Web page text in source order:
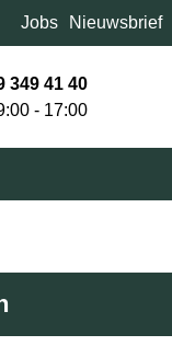
Jobs Nieuwsbrief
349 41 40
- 17:00